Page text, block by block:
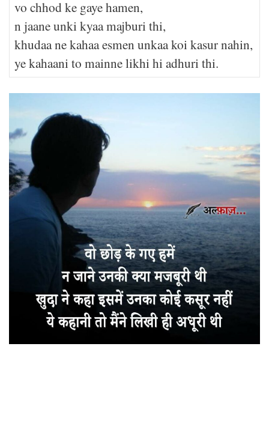
vo chhod ke gaye hamen,
n jaane unki kyaa majburi thi,
khudaa ne kahaa esmen unkaa koi kasur nahin,
ye kahaani to mainne likhi hi adhuri thi.